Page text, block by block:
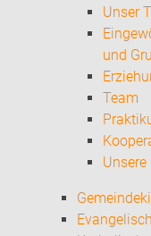
Unser
und
Team